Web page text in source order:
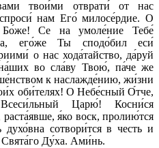
твои́ми отврати́ от нас
нам Его́ милосе́рдие. О
Се на умоле́ние Тебе́
его́же Ты сподо́бил еси́
о нас хода́тайство, да́руй
во сла́ву Твою́, па́че же
к наслажде́нию, жи́зни
оби́телях! О Небе́сный О́тче,
Царю́! Косни́ся
я́ко воск, пролию́тся
сотвори́тся в честь и
Ду́ха. Ами́нь.